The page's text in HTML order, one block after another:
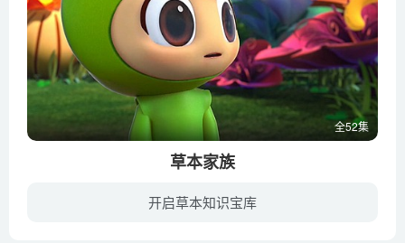
全52集
草本家族
开启草本知识宝库